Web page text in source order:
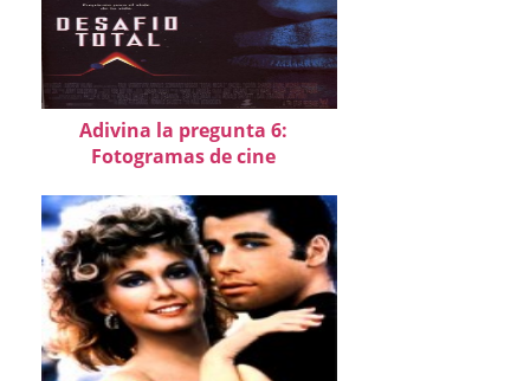
Adivina la pregunta 6:
Fotogramas de cine